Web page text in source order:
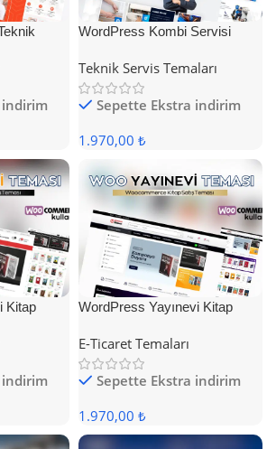
WordPress Kombi Servisi
Teknik Servis Temaları
Sepette Ekstra indirim
1.970,00 ₺
Kitap
WordPress Yayınevi Kitap
E-Ticaret Temaları
Sepette Ekstra indirim
1.970,00 ₺